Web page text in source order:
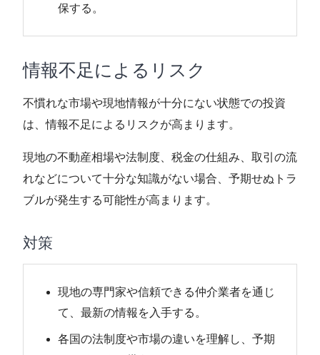
保する。
情報不足によるリスク
不慣れな市場や現地情報が十分にない状態での投資
は、情報不足によるリスクが高まります。
現地の不動産相場や法制度、税金の仕組み、取引の流
れなどについて十分な知識がない場合、予期せぬトラ
ブルが発生する可能性が高まります。
対策
現地の専門家や信頼できる仲介業者を通じ
て、最新の情報を入手する。
各国の法制度や市場の違いを理解し、予期